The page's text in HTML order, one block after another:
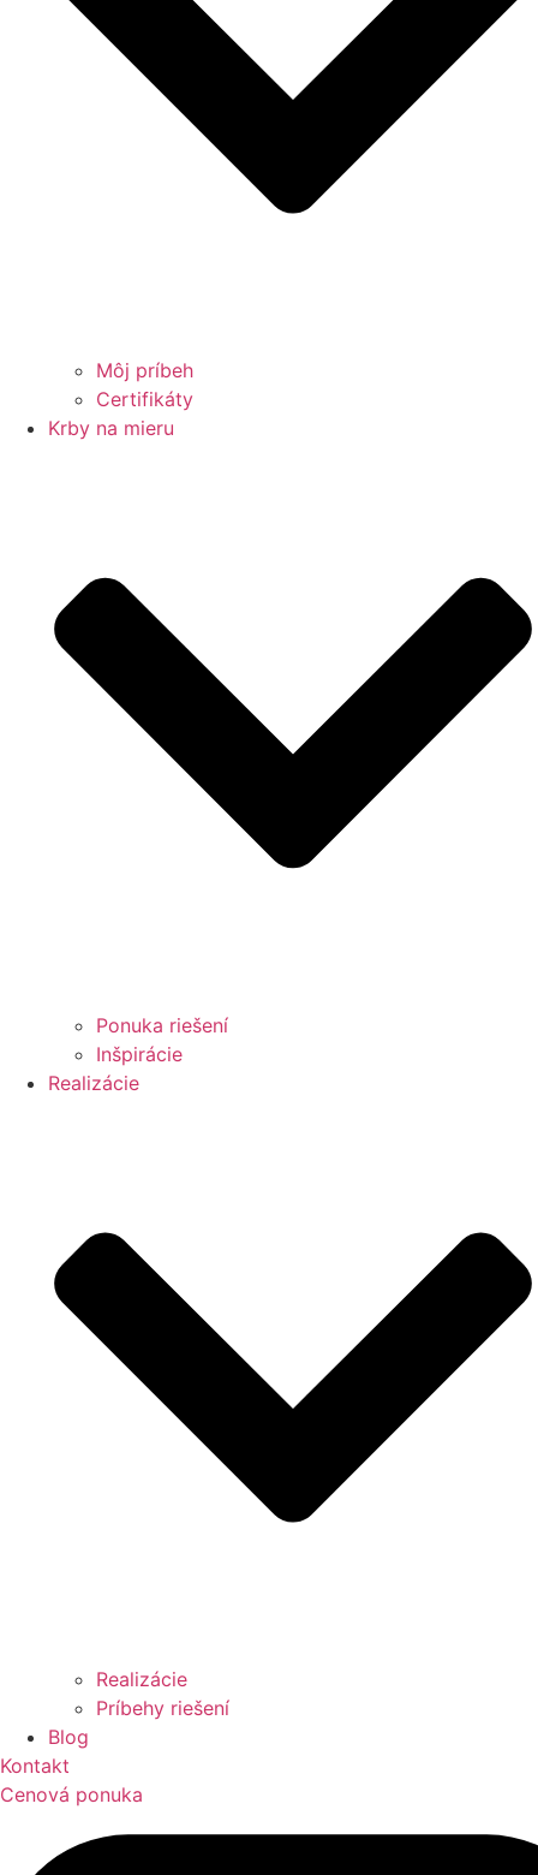
Môj príbeh
Certifikáty
Krby na mieru
Ponuka riešení
Inšpirácie
Realizácie
Realizácie
Príbehy riešení
Blog
Kontakt
Cenová ponuka